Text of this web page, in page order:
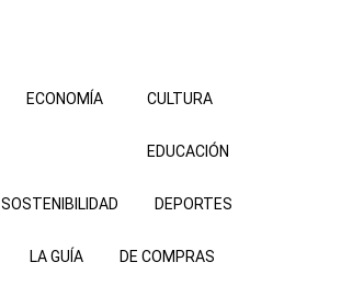
ECONOMÍA CULTURA
EDUCACIÓN
SOSTENIBILIDAD DEPORTES
LA GUÍA DE COMPRAS